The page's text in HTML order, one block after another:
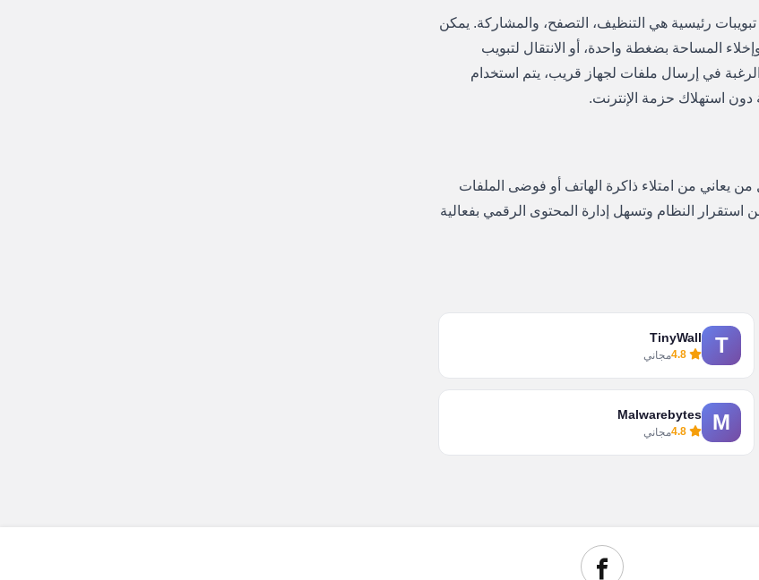
رئيسية هي التنظيف، التصفح، والمشاركة. يمكن
المساحة بضغطة واحدة، أو الانتقال لتبويب
في إرسال ملفات لجهاز قريب، يتم استخدام
استهلاك حزمة الإنترنت.
من يعاني من امتلاء ذاكرة الهاتف أو فوضى الملفات
النظام وتسهل إدارة المحتوى الرقمي بفعالية
T
TinyWall
مجاني
M
Malwarebytes
مجاني